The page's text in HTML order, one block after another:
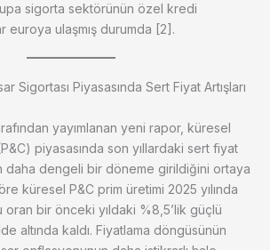
sigorta sektörünün özel kredi
euroya ulaşmış durumda [2].
Sigortası Piyasasında Sert Fiyat Artışları
yayımlanan yeni rapor, küresel
piyasasında son yıllardaki sert fiyat
daha dengeli bir döneme girildiğini ortaya
küresel P&C prim üretimi 2025 yılında
bir önceki yıldaki %8,5’lik güçlü
altında kaldı. Fiyatlama döngüsünün